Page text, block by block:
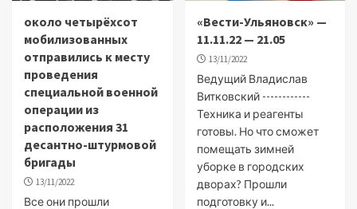
около четырёхсот
мобилизованных
отправились к месту
проведения
специальной военной
операции из
расположения 31
десантно-штурмовой
бригады
13/11/2022
Все они прошли
«Вести-Ульяновск» —
11.11.22 — 21.05
13/11/2022
Ведущий Владислав
Витковский ------------
Техника и реагенты
готовы. Но что сможет
помещать зимней
уборке в городских
дворах? Прошли
подготовку и...